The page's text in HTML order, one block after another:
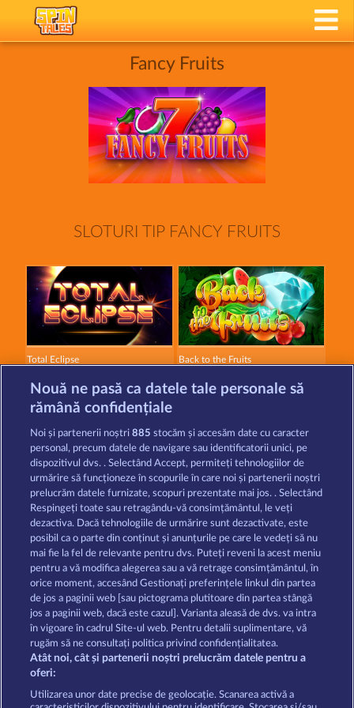
Fancy Fruits
SLOTURI TIP FANCY FRUITS
Total Eclipse Back to the Fruits
3 Golden Cherries Tower of Power
Termeni și condiții
Declarație de confidențialitate
Asistență tehnică Firmă
Întrebări frecvente Program de afiliere
Nouă ne pasă ca datele tale personale să
rămână confidențiale
Noi și partenerii noștri885 stocăm și accesăm date cu caracter
personal, precum datele de navigare sau identificatorii unici, pe
dispozitivul dvs. . Selectând Accept, permiteți tehnologiilor de
urmărire să funcționeze în scopurile în care noi și partenerii noștri
prelucrăm datele furnizate, scopuri prezentate mai jos. . Selectând
Respingeți toate sau retragându-vă consimțământul, le veți
dezactiva. Dacă tehnologiile de urmărire sunt dezactivate, este
posibil ca o parte din conținut și anunțurile pe care le vedeți să nu
mai fie la fel de relevante pentru dvs. Puteți reveni la acest meniu
pentru a vă modifica alegerea sau a vă retrage consimțământul, în
orice moment, accesând Gestionați preferințele linkul din partea
de jos a paginii web [sau pictograma plutitoare din partea stângă
jos a paginii web, dacă este cazul]. Varianta aleasă de dvs. va intra
în vigoare în cadrul Site-ul web. Pentru detalii suplimentare, vă
rugăm să ne consultați politica privind confidențialitatea.
Atât noi, cât și partenerii noștri prelucrăm datele pentru a
oferi:
Utilizarea unor date precise de geolocație. Scanarea activă a